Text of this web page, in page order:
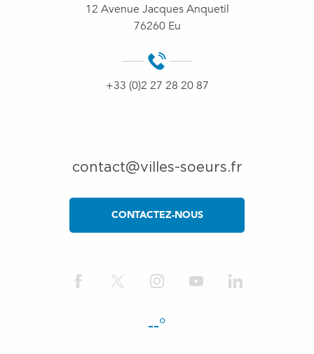
12 Avenue Jacques Anquetil
76260 Eu
+33 (0)2 27 28 20 87
contact@villes-soeurs.fr
CONTACTEZ-NOUS
--°